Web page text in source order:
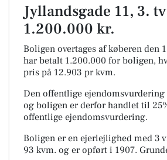
Jyllandsgade 11, 3.
1.200.000 kr.
Boligen overtages af køberen den
har betalt 1.200.000 for boligen,
pris på 12.903 pr kvm.
Den offentlige
og boligen er derfor handlet til
offentlige ejendomsvurdering.
Boligen er en ejerlejlighed med 3
93 kvm. og er opført i 1907.